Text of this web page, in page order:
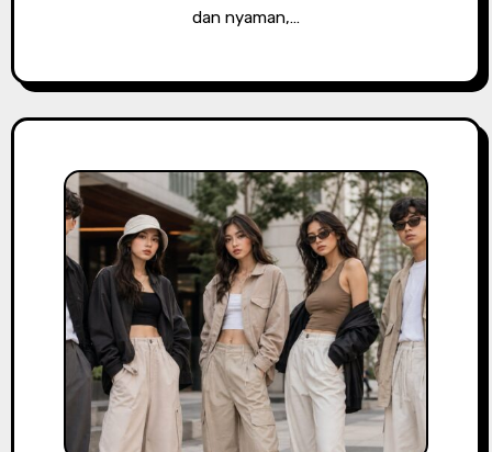
dan nyaman,…